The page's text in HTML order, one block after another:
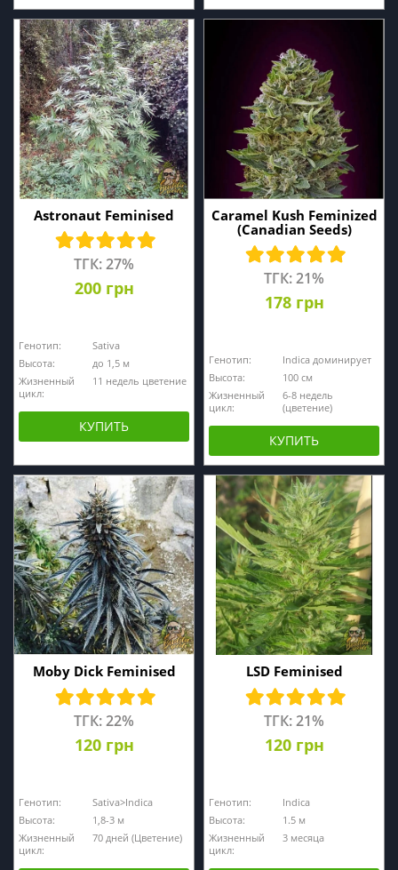
Astronaut Feminised
ТГК: 27%
200 грн
Генотип:
Sativa
Высота:
до 1,5 м
Жизненный
цикл:
11 недель цветение
КУПИТЬ
Caramel Kush Feminized
(Canadian Seeds)
ТГК: 21%
178 грн
Генотип:
Indica доминирует
Высота:
100 cм
Жизненный
цикл:
6-8 недель
(цветение)
КУПИТЬ
Moby Dick Feminised
ТГК: 22%
120 грн
Генотип:
Sativa>Indica
Высота:
1,8-3 м
Жизненный
цикл:
70 дней (Цветение)
LSD Feminised
ТГК: 21%
120 грн
Генотип:
Indica
Высота:
1.5 м
Жизненный
цикл:
3 месяца